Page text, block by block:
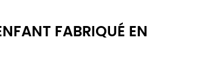
FABRIQUÉ EN